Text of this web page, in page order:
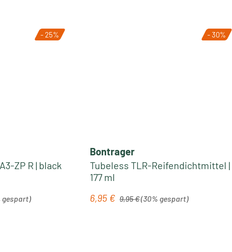
- 25%
ZP R | black
gespart)
- 30%
Bontrager
Tubeless TLR-Reifendichtmittel |
177 ml
Verkaufspreis:
6,95 € 9,95 €(30% gespart)